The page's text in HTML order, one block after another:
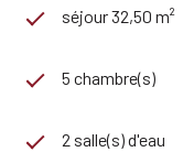
séjour 32,50 m²
5 chambre(s)
2 salle(s) d'eau